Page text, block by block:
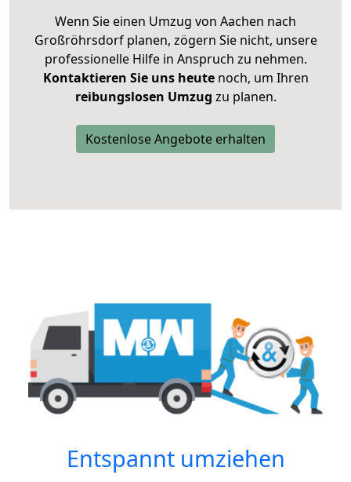
Wenn Sie einen Umzug von Aachen nach
Großröhrsdorf planen, zögern Sie nicht, unsere
professionelle Hilfe in Anspruch zu nehmen.
Kontaktieren Sie uns heutenoch, um Ihren
reibungslosen Umzug zu planen.
Kostenlose Angebote erhalten
Entspannt umziehen